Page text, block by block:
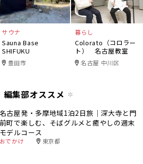
サウナ
Sauna Base
SHIFUKU
豊田市
暮らし
Colorato（コロラー
ト） 名古屋教室
名古屋 中川区
編集部オススメ
名古屋発・多摩地域1泊2日旅｜深大寺と門
前町で楽しむ、そばグルメと癒やしの週末
モデルコース
おでかけ 東京都